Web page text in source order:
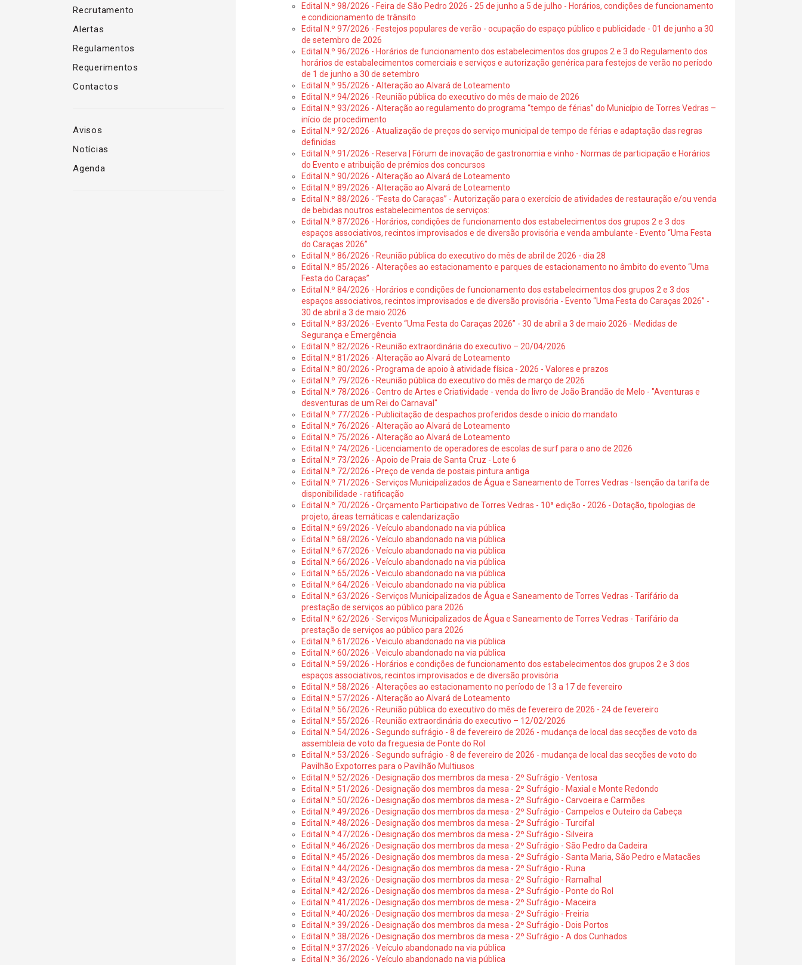
Recrutamento
Alertas
Regulamentos
Requerimentos
Contactos
Avisos
Notícias
Agenda
Edital N.º 98/2026 - Feira de São Pedro 2026 - 25 de junho a 5 de julho - Horários, condições de funcionamento
e condicionamento de trânsito
Edital N.º 97/2026 - Festejos populares de verão - ocupação do espaço público e publicidade - 01 de junho a 30
de setembro de 2026
Edital N.º 96/2026 - Horários de funcionamento dos estabelecimentos dos grupos 2 e 3 do Regulamento dos
horários de estabalecimentos comerciais e serviços e autorização genérica para festejos de verão no período
de 1 de junho a 30 de setembro
Edital N.º 95/2026 - Alteração ao Alvará de Loteamento
Edital N.º 94/2026 - Reunião pública do executivo do mês de maio de 2026
Edital N.º 93/2026 - Alteração ao regulamento do programa “tempo de férias” do Município de Torres Vedras –
início de procedimento
Edital N.º 92/2026 - Atualização de preços do serviço municipal de tempo de férias e adaptação das regras
definidas
Edital N.º 91/2026 - Reserva | Fórum de inovação de gastronomia e vinho - Normas de participação e Horários
do Evento e atribuição de prémios dos concursos
Edital N.º 90/2026 - Alteração ao Alvará de Loteamento
Edital N.º 89/2026 - Alteração ao Alvará de Loteamento
Edital N.º 88/2026 - “Festa do Caraças” - Autorização para o exercício de atividades de restauração e/ou venda
de bebidas noutros estabelecimentos de serviços:
Edital N.º 87/2026 - Horários, condições de funcionamento dos estabelecimentos dos grupos 2 e 3 dos
espaços associativos, recintos improvisados e de diversão provisória e venda ambulante - Evento “Uma Festa
do Caraças 2026”
Edital N.º 86/2026 - Reunião pública do executivo do mês de abril de 2026 - dia 28
Edital N.º 85/2026 - Alterações ao estacionamento e parques de estacionamento no âmbito do evento “Uma
Festa do Caraças”
Edital N.º 84/2026 - Horários e condições de funcionamento dos estabelecimentos dos grupos 2 e 3 dos
espaços associativos, recintos improvisados e de diversão provisória - Evento “Uma Festa do Caraças 2026” -
30 de abril a 3 de maio 2026
Edital N.º 83/2026 - Evento “Uma Festa do Caraças 2026” - 30 de abril a 3 de maio 2026 - Medidas de
Segurança e Emergência
Edital N.º 82/2026 - Reunião extraordinária do executivo – 20/04/2026
Edital N.º 81/2026 - Alteração ao Alvará de Loteamento
Edital N.º 80/2026 - Programa de apoio à atividade física - 2026 - Valores e prazos
Edital N.º 79/2026 - Reunião pública do executivo do mês de março de 2026
Edital N.º 78/2026 - Centro de Artes e Criatividade - venda do livro de João Brandão de Melo - "Aventuras e
desventuras de um Rei do Carnaval"
Edital N.º 77/2026 - Publicitação de despachos proferidos desde o início do mandato
Edital N.º 76/2026 - Alteração ao Alvará de Loteamento
Edital N.º 75/2026 - Alteração ao Alvará de Loteamento
Edital N.º 74/2026 - Licenciamento de operadores de escolas de surf para o ano de 2026
Edital N.º 73/2026 - Apoio de Praia de Santa Cruz - Lote 6
Edital N.º 72/2026 - Preço de venda de postais pintura antiga
Edital N.º 71/2026 - Serviços Municipalizados de Água e Saneamento de Torres Vedras - Isenção da tarifa de
disponibilidade - ratificação
Edital N.º 70/2026 - Orçamento Participativo de Torres Vedras - 10ª edição - 2026 - Dotação, tipologias de
projeto, áreas temáticas e calendarização
Edital N.º 69/2026 - Veículo abandonado na via pública
Edital N.º 68/2026 - Veículo abandonado na via pública
Edital N.º 67/2026 - Veículo abandonado na via pública
Edital N.º 66/2026 - Veículo abandonado na via pública
Edital N.º 65/2026 - Veiculo abandonado na via pública
Edital N.º 64/2026 - Veiculo abandonado na via pública
Edital N.º 63/2026 - Serviços Municipalizados de Água e Saneamento de Torres Vedras - Tarifário da
prestação de serviços ao público para 2026
Edital N.º 62/2026 - Serviços Municipalizados de Água e Saneamento de Torres Vedras - Tarifário da
prestação de serviços ao público para 2026
Edital N.º 61/2026 - Veiculo abandonado na via pública
Edital N.º 60/2026 - Veiculo abandonado na via pública
Edital N.º 59/2026 - Horários e condições de funcionamento dos estabelecimentos dos grupos 2 e 3 dos
espaços associativos, recintos improvisados e de diversão provisória
Edital N.º 58/2026 - Alterações ao estacionamento no período de 13 a 17 de fevereiro
Edital N.º 57/2026 - Alteração ao Alvará de Loteamento
Edital N.º 56/2026 - Reunião pública do executivo do mês de fevereiro de 2026 - 24 de fevereiro
Edital N.º 55/2026 - Reunião extraordinária do executivo – 12/02/2026
Edital N.º 54/2026 - Segundo sufrágio - 8 de fevereiro de 2026 - mudança de local das secções de voto da
assembleia de voto da freguesia de Ponte do Rol
Edital N.º 53/2026 - Segundo sufrágio - 8 de fevereiro de 2026 - mudança de local das secções de voto do
Pavilhão Expotorres para o Pavilhão Multiusos
Edital N.º 52/2026 - Designação dos membros da mesa - 2º Sufrágio - Ventosa
Edital N.º 51/2026 - Designação dos membros da mesa - 2º Sufrágio - Maxial e Monte Redondo
Edital N.º 50/2026 - Designação dos membros da mesa - 2º Sufrágio - Carvoeira e Carmões
Edital N.º 49/2026 - Designação dos membros da mesa - 2º Sufrágio - Campelos e Outeiro da Cabeça
Edital N.º 48/2026 - Designação dos membros da mesa - 2º Sufrágio - Turcifal
Edital N.º 47/2026 - Designação dos membros da mesa - 2º Sufrágio - Silveira
Edital N.º 46/2026 - Designação dos membros da mesa - 2º Sufrágio - São Pedro da Cadeira
Edital N.º 45/2026 - Designação dos membros da mesa - 2º Sufrágio - Santa Maria, São Pedro e Matacães
Edital N.º 44/2026 - Designação dos membros da mesa - 2º Sufrágio - Runa
Edital N.º 43/2026 - Designação dos membros da mesa - 2º Sufrágio - Ramalhal
Edital N.º 42/2026 - Designação dos membros da mesa - 2º Sufrágio - Ponte do Rol
Edital N.º 41/2026 - Designação dos membros de mesa - 2º Sufrágio - Maceira
Edital N.º 40/2026 - Designação dos membros da mesa - 2º Sufrágio - Freiria
Edital N.º 39/2026 - Designação dos membros da mesa - 2º Sufrágio - Dois Portos
Edital N.º 38/2026 - Designação dos membros da mesa - 2º Sufrágio - A dos Cunhados
Edital N.º 37/2026 - Veículo abandonado na via pública
Edital N.º 36/2026 - Veículo abandonado na via pública